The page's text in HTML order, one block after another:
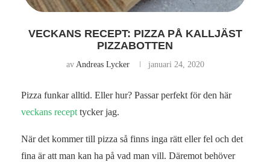
VECKANS RECEPT: PIZZA PÅ KALLJÄST
PIZZABOTTEN
av Andreas Lycker januari 24, 2020
Pizza funkar alltid. Eller hur? Passar perfekt för den här
veckans recept tycker jag.
När det kommer till pizza så finns inga rätt eller fel och det
fina är att man kan ha på vad man vill. Däremot behöver